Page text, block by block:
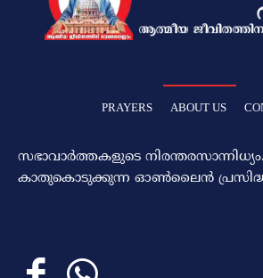
PRAYERS ABOUT US
സഭാവാര്‍ത്തകളുടെ
കാതുകൊടുക്കുന്ന ഓണ്‍ലൈന്‍